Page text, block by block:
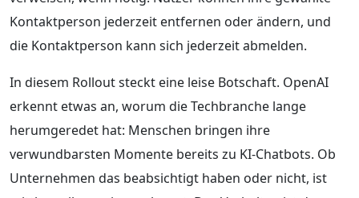
Kontaktperson jederzeit entfernen oder ändern, und
die Kontaktperson kann sich jederzeit abmelden.
In diesem Rollout steckt eine leise Botschaft. OpenAI
erkennt etwas an, worum die Techbranche lange
herumgeredet hat: Menschen bringen ihre
verwundbarsten Momente bereits zu KI-Chatbots. Ob
Unternehmen das beabsichtigt haben oder nicht, ist